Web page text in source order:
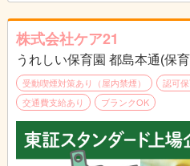
株式会社ケア21
うれしい保育園 都島本通(保
受動喫煙対策あり（屋内禁煙） 認可
交通費支給あり
ブランクOK